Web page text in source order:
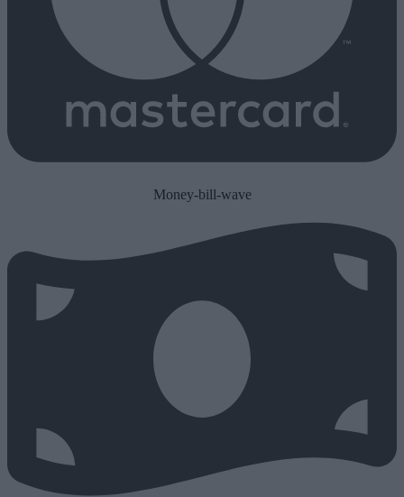
Money-bill-wave